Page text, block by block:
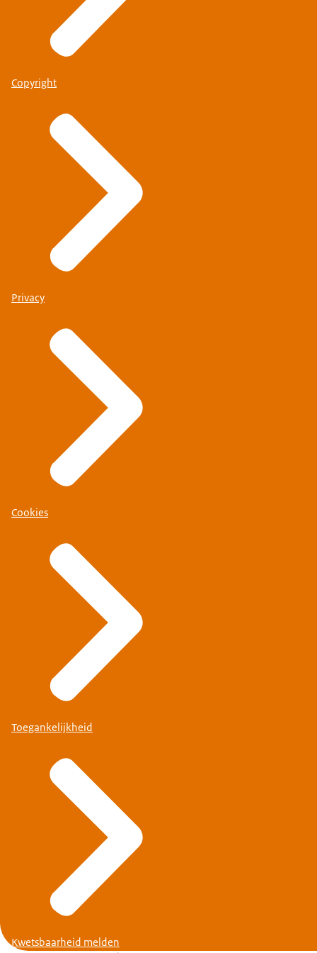
Yvonne.Lagerberg@oprijk.nl
Sanela.Kaknjo@oprijk.nl
Bureau Financieel Toezicht (BFT), Centraal Justitieel
Incassobureau (CJIB), College voor de Rechten van de
Mens, Justis, Justitiële ICT Organisatie (JIO)
Anoeshka.Ishwardat@oprijk.nl
Copyright
Privacy
Cookies
Toegankelijkheid
Kwetsbaarheid melden